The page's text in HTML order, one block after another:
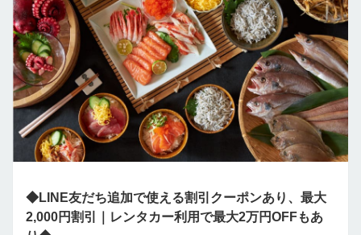
◆LINE友だち追加で使える割引クーポンあり、最大
2,000円割引｜レンタカー利用で最大2万円OFFもあ